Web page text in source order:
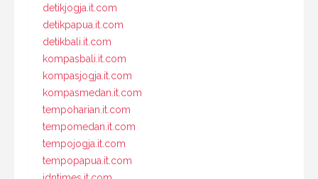
detikjogja.it.com
detikpapua.it.com
detikbali.it.com
kompasbali.it.com
kompasjogja.it.com
kompasmedan.it.com
tempoharian.it.com
tempomedan.it.com
tempojogja.it.com
tempopapua.it.com